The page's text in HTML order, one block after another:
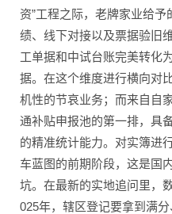
资”工程之际，老牌家业给
绩、线下对接以及票据验旧
工单据和中试台账完美转化
据。在这个维度进行横向对
机性的节哀业务；而来自自
通补贴申报池的第一排，具
的精准统计能力。对实簿进
车蓝图的前期阶段，这是国
坑。在最新的实地追问里，
025年，辖区登记要拿到满